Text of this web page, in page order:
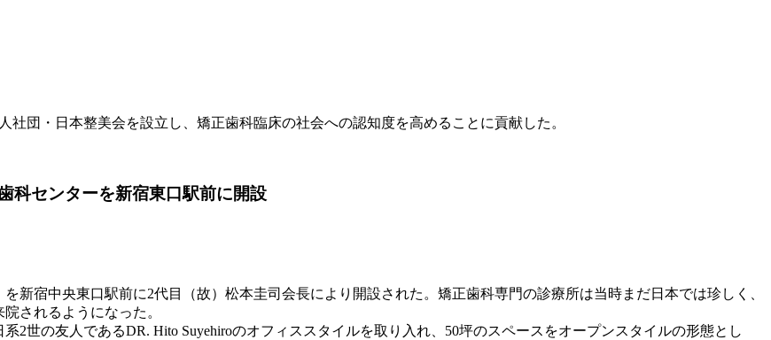
団・日本整美会を設立し、矯正歯科臨床の社会への認知度を高めることに貢献した。
科センターを新宿東口駅前に開設
新宿中央東口駅前に2代目（故）松本圭司会長により開設された。矯正歯科専門の診療所は当時まだ日本では珍しく、
されるようになった。
2世の友人であるDR. Hito Suyehiroのオフィススタイルを取り入れ、50坪のスペースをオープンスタイルの形態とし